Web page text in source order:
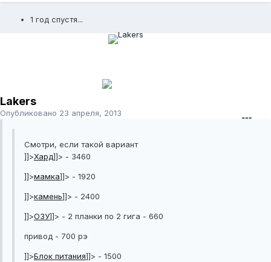
1 год спустя...
Lakers
Опубликовано 23 апреля, 2013
Смотри, если такой вариант
]]>Хард]]> - 3460
]]>мамка]]> - 1920
]]>камень]]> - 2400
]]>ОЗУ]]> - 2 планки по 2 гига - 660
привод - 700 рэ
]]>Блок питания]]> - 1500